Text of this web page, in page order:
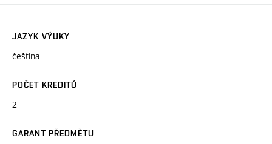
JAZYK VÝUKY
čeština
POČET KREDITŮ
2
GARANT PŘEDMĚTU